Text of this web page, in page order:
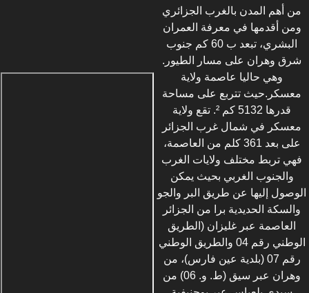
من أهم المدن بالغرب الجزائري
ومن أقدمها في معرفة العمران
البشري، تبعد ب 60 كم جنوب
شرق وهران على مسار الطيور.
وهي حاليا عاصمة ولاية
معسكر.حيث تتربع على مساحة
قدرها 5132 كم ². تقع ولاية
معسكر في شمال غرب الجزائر
على بعد 361 كلم من العاصمة،
فهي تربط مختلف ولايات الغرب
والجنوب الغربي بحيث يمكن
الوصول إليها عن طريق البر والجو
والسكة الحديدية برا من الجزائر
العاصمة عبر غليزان (الطريق
الوطني رقم 04 والطريق الوطني
رقم 07 (بلدية عين فارس)، من
وهران عبر سيق (ط. و. 06) من